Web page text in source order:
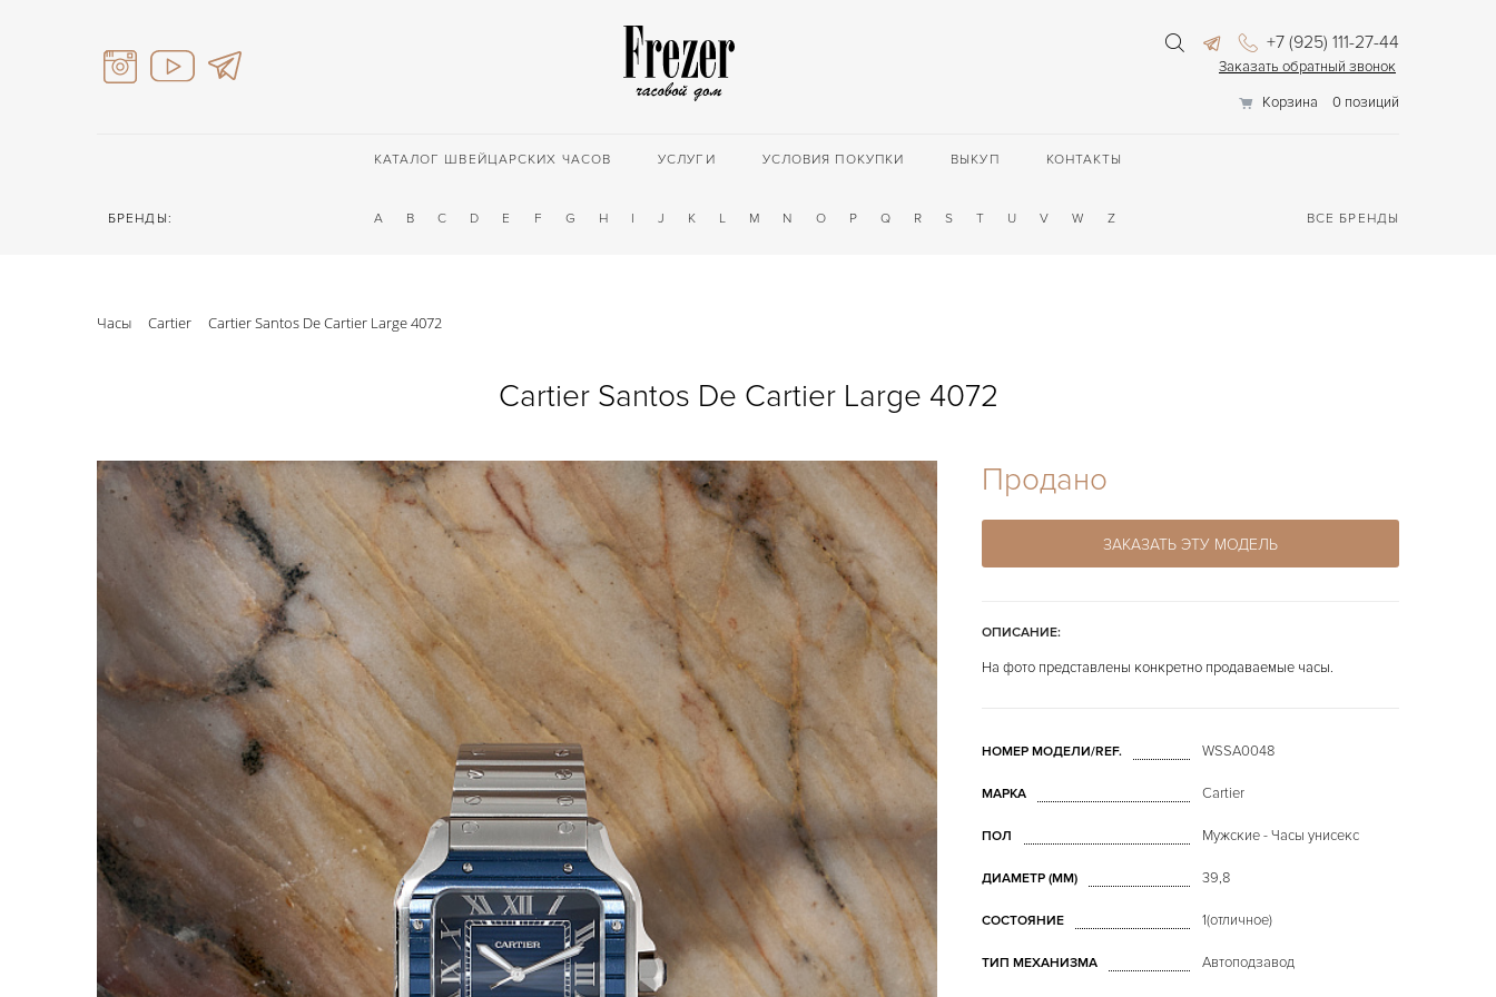
+7 (925) 111-27-44
Заказать обратный звонок
Корзина
0 позиций
КАТАЛОГ ШВЕЙЦАРСКИХ ЧАСОВ УСЛУГИ УСЛОВИЯ ПОКУПКИ ВЫКУП КОНТАКТЫ
БРЕНДЫ: A B C D E F G H I J K L M N O P Q R S T U V W Z ВСЕ БРЕНДЫ
Часы Cartier Cartier Santos De Cartier Large 4072
Cartier Santos De Cartier Large 4072
Продано
ЗАКАЗАТЬ ЭТУ МОДЕЛЬ
ОПИСАНИЕ:
На фото представлены конкретно продаваемые часы.
НОМЕР МОДЕЛИ/REF. WSSA0048
МАРКА Cartier
ПОЛ Мужские - Часы унисекс
ДИАМЕТР (MM) 39,8
СОСТОЯНИЕ 1(отличное)
ТИП МЕХАНИЗМА Автоподзавод